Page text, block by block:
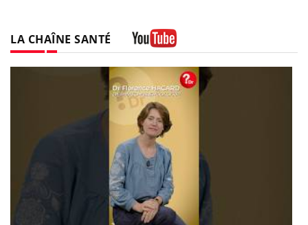
LA CHAÎNE SANTÉ